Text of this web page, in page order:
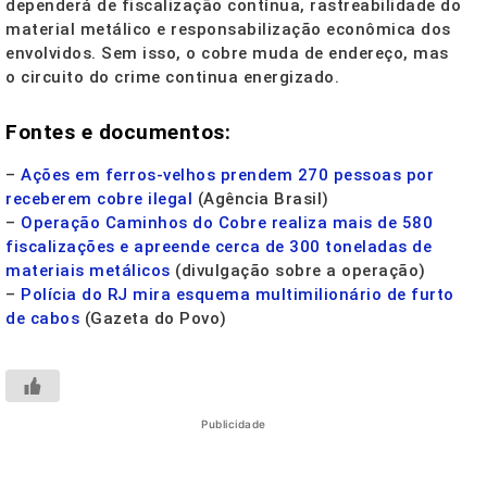
dependerá de fiscalização contínua, rastreabilidade do
material metálico e responsabilização econômica dos
envolvidos. Sem isso, o cobre muda de endereço, mas
o circuito do crime continua energizado.
Fontes e documentos:
– Ações em ferros-velhos prendem 270 pessoas por
receberem cobre ilegal (Agência Brasil)
– Operação Caminhos do Cobre realiza mais de 580
fiscalizações e apreende cerca de 300 toneladas de
materiais metálicos (divulgação sobre a operação)
– Polícia do RJ mira esquema multimilionário de furto
de cabos (Gazeta do Povo)
Publicidade